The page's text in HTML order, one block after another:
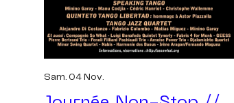
Sam. 04 Nov.